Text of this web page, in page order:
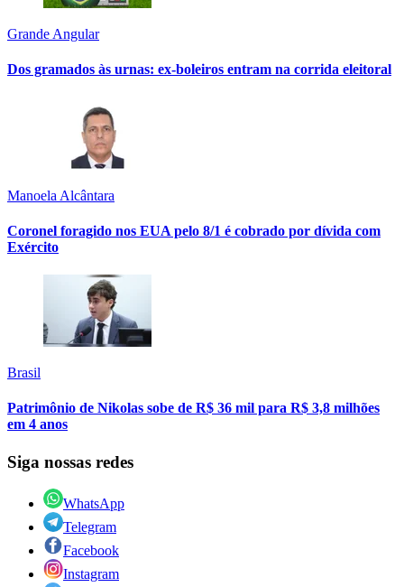
Grande Angular
Dos gramados às urnas: ex-boleiros entram na corrida eleitoral
Manoela Alcântara
Coronel foragido nos EUA pelo 8/1 é cobrado por dívida com
Exército
Brasil
Patrimônio de Nikolas sobe de R$ 36 mil para R$ 3,8 milhões
em 4 anos
Siga nossas redes
WhatsApp
Telegram
Facebook
Instagram